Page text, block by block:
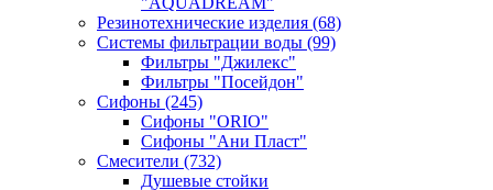
Резинотехнические изделия (68)
Системы фильтрации воды (99)
Фильтры "Джилекс"
Фильтры "Посейдон"
Сифоны (245)
Сифоны "ORIO"
Сифоны "Ани Пласт"
Смесители (732)
Душевые стойки